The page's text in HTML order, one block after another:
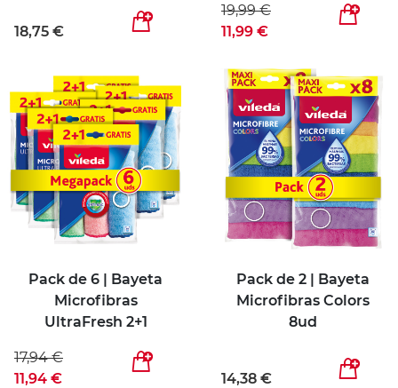
18,75 €
19,99 €
11,99 €
Pack de 6 | Bayeta
Microfibras
UltraFresh 2+1
17,94 €
11,94 €
Pack de 2 | Bayeta
Microfibras Colors
8ud
14,38 €